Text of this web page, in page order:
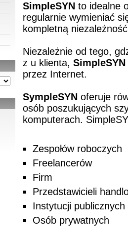
SimpleSYN to idealne
regularnie wymieniać
kompletną
Niezależnie od tego,
z u klienta, SimpleSYN
przez Internet.
SympleSYN oferuje
osób poszukujących
komputerach.
Zespołów roboczych
Freelancerów
Firm
Przedstawicieli
Instytucji publicznych
Osób prywatnych